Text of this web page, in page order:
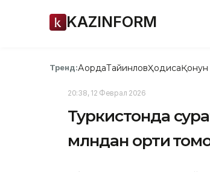
KAZINFORM
Тренд:АқордаТайинловҲодисаҚонун
20:38, 12 Феврал 2026
Туркистонда
млндан ортиқ